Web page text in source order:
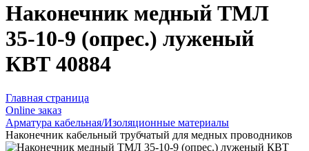
Наконечник медный ТМЛ
35-10-9 (опрес.) луженый
КВТ 40884
Главная страница
Оnline заказ
Арматура кабельная/Изоляционные материалы
Наконечник кабельный трубчатый для медных проводников